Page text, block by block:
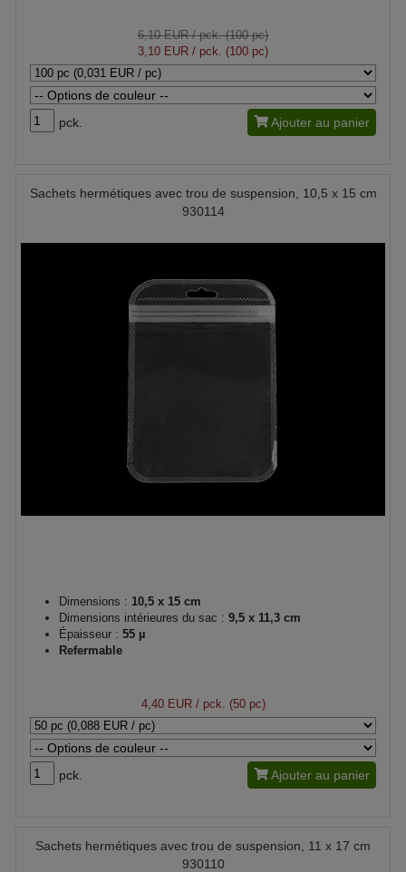
6,10 EUR/ pck. (100 pc)
3,10 EUR / pck. (100 pc)
pck. Ajouter au panier
Sachets hermétiques avec trou de suspension, 10,5 x 15 cm
930114
Dimensions : 10,5 x 15 cm
Dimensions intérieures du sac : 9,5 x 11,3 cm
Épaisseur : 55 µ
Refermable
4,40 EUR/ pck. (50 pc)
pck. Ajouter au panier
Sachets hermétiques avec trou de suspension, 11 x 17 cm
930110